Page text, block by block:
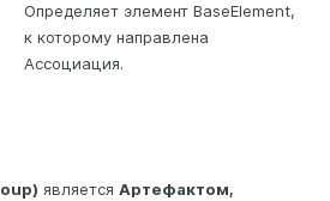
Определяет элемент BaseElement,
к которому направлена
Ассоциация.
является Артефактом,